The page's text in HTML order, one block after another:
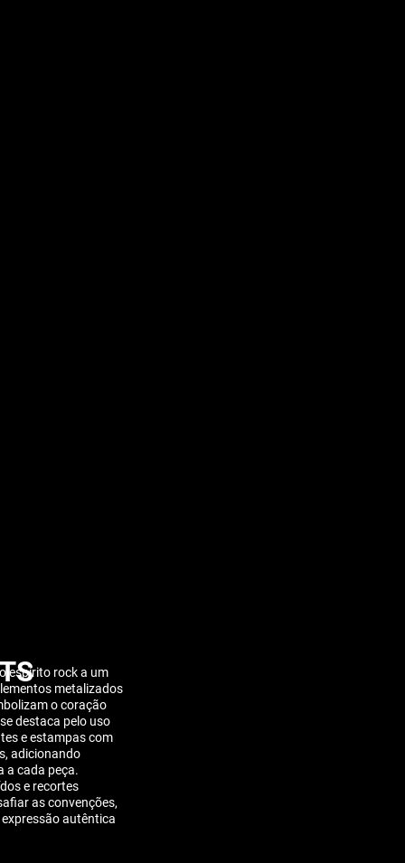
espírito rock a um
metalizados
o coração
destaca pelo uso
e estampas com
adicionando
a cada peça.
e recortes
as convenções,
autêntica